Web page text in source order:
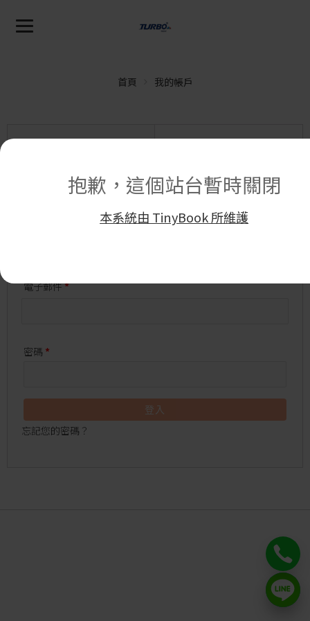
抱歉，這個站台暫時關閉
本系統由 TinyBook 所維護
首頁 我的帳戶
電子郵件*
密碼 *
登入
忘記您的密碼？